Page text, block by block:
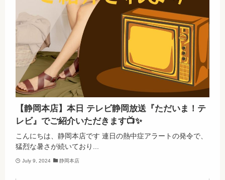
【静岡本店】本日 テレビ静岡放送『ただいま！テ
レビ』でご紹介いただきます📺✨
こんにちは、静岡本店です 連日の熱中症アラートの発令で、
猛烈な暑さが続いており...
July 9, 2024 静岡本店